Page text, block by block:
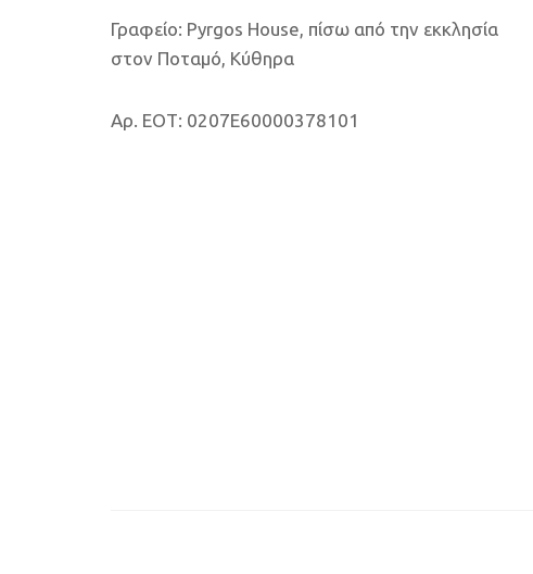
Γραφείο: Pyrgos House, πίσω από την εκκλησία
στον Ποταμό, Κύθηρα
Αρ. ΕΟΤ: 0207E60000378101